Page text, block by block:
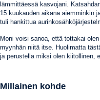
lämmittäessä kasvojani.
15 kuukauden aikana aiemminkin
tuli hankittua
Moni voisi sanoa, että tottakai
myynhän niitä itse. Huolimatta
ja perustella miksi olen kiitollinen,
Millainen kohde